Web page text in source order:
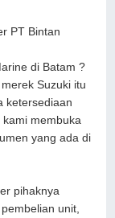
PT Bintan
di Batam ?
Suzuki itu
ketersediaan
membuka
yang ada di
pihaknya
unit,